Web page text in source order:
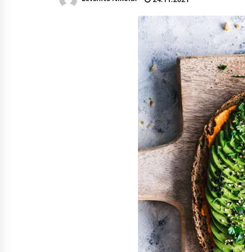
денежных переводов из
Грузию за одну неделю
увеличился на 64%
02.08.2026
Российские СМИ и паблики
намеренно разгоняют тему
плохих отношений между
грузинами и русскими
02.08.2026
Любовь или продуманная акция
—сюжет Данилы и Ануки набрал
более 10 миллионов просмотров
за несколько дней
01.08.2026